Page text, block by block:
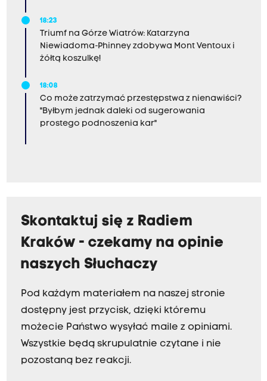
18:23
Triumf na Górze Wiatrów: Katarzyna
Niewiadoma-Phinney zdobywa Mont Ventoux i
żółtą koszulkę!
18:08
Co może zatrzymać przestępstwa z nienawiści?
"Byłbym jednak daleki od sugerowania
prostego podnoszenia kar"
Skontaktuj się z Radiem
Kraków - czekamy na opinie
naszych Słuchaczy
Pod każdym materiałem na naszej stronie
dostępny jest przycisk, dzięki któremu
możecie Państwo wysyłać maile z opiniami.
Wszystkie będą skrupulatnie czytane i nie
pozostaną bez reakcji.